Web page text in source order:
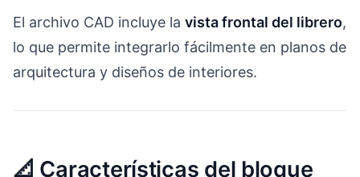
El archivo CAD incluye la vista frontal del librero,
lo que permite integrarlo fácilmente en planos de
arquitectura y diseños de interiores.
📐 Características del bloque